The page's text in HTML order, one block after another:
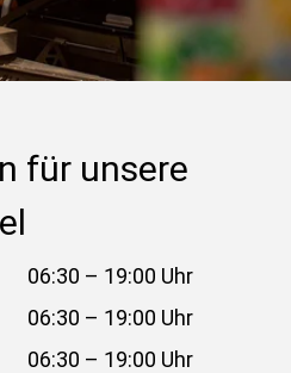
für unsere
06:30 – 19:00 Uhr
06:30 – 19:00 Uhr
06:30 – 19:00 Uhr